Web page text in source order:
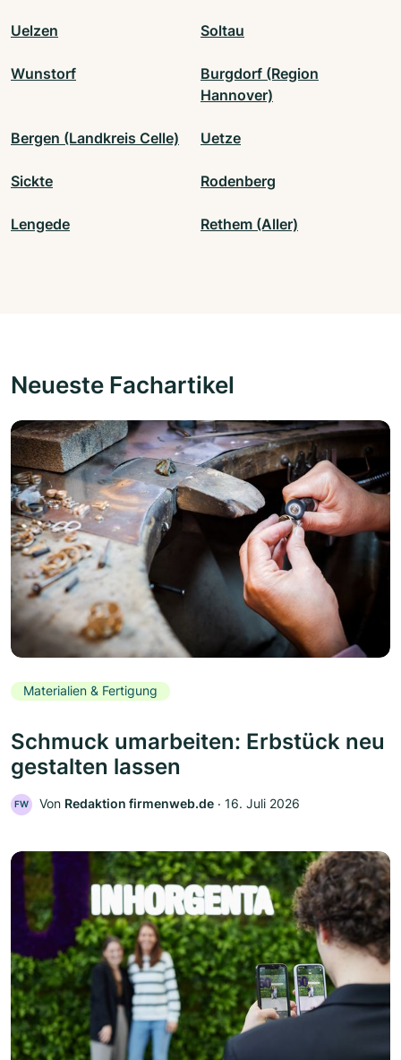
Uelzen Soltau
Wunstorf
Burgdorf (Region
Hannover)
Bergen (Landkreis Celle) Uetze
Sickte Rodenberg
Lengede Rethem (Aller)
Neueste Fachartikel
Materialien & Fertigung
Schmuck umarbeiten: Erbstück neu
gestalten lassen
FW Von Redaktion firmenweb.de ‧ 16. Juli 2026